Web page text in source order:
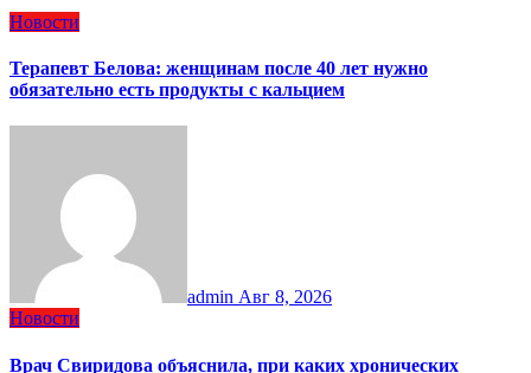
Новости
Терапевт Белова: женщинам после 40 лет нужно
обязательно есть продукты с кальцием
admin Авг 8, 2026
Новости
Врач Свиридова объяснила, при каких хронических